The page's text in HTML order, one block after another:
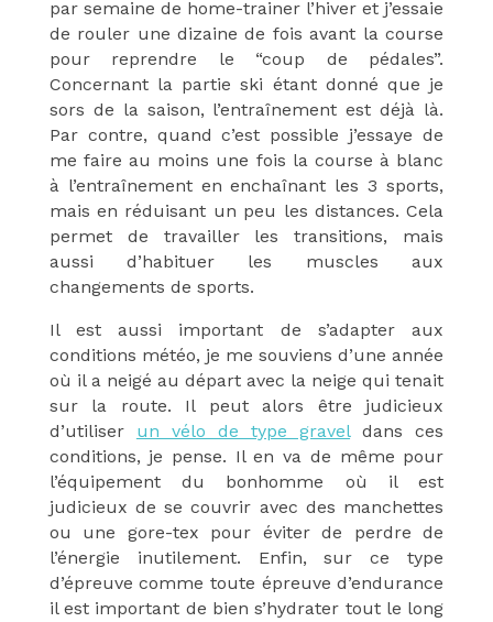
par semaine de home-trainer l’hiver et j’essaie
de rouler une dizaine de fois avant la course
pour reprendre le “coup de pédales”.
Concernant la partie ski étant donné que je
sors de la saison, l’entraînement est déjà là.
Par contre, quand c’est possible j’essaye de
me faire au moins une fois la course à blanc
à l’entraînement en enchaînant les 3 sports,
mais en réduisant un peu les distances. Cela
permet de travailler les transitions, mais
aussi d’habituer les muscles aux
changements de sports.
Il est aussi important de s’adapter aux
conditions météo, je me souviens d’une année
où il a neigé au départ avec la neige qui tenait
sur la route. Il peut alors être judicieux
d’utiliser un vélo de type graveldans ces
conditions, je pense. Il en va de même pour
l’équipement du bonhomme où il est
judicieux de se couvrir avec des manchettes
ou une gore-tex pour éviter de perdre de
l’énergie inutilement. Enfin, sur ce type
d’épreuve comme toute épreuve d’endurance
il est important de bien s’hydrater tout le long